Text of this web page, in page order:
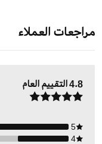
مراجعات العملاء
4.8التقييم العام
5
4